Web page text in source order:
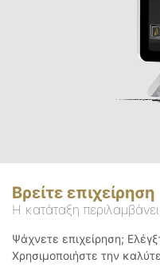
Βρείτε επιχείρηση
Η κατάταξη
Ψάχνετε επιχείρηση;
Χρησιμοποιήστε την